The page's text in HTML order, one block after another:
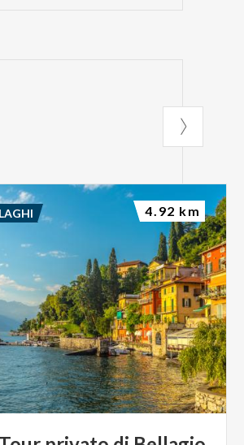
LAGHI 4.92 km